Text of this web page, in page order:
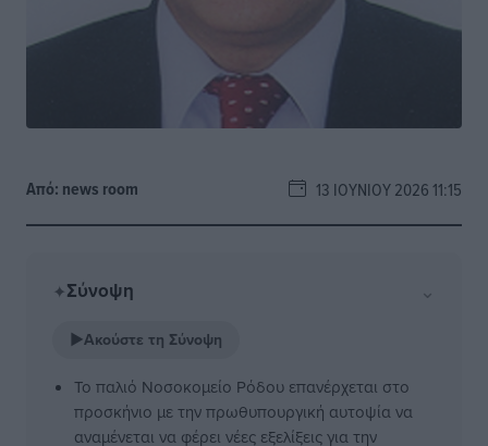
Από: news room 13 ΙΟΥΝΊΟΥ 2026 11:15
✦Σύνοψη ⌄
▶Ακούστε τη Σύνοψη
Το παλιό Νοσοκομείο Ρόδου επανέρχεται στο
προσκήνιο με την πρωθυπουργική αυτοψία να
αναμένεται να φέρει νέες εξελίξεις για την